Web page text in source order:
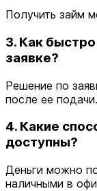
Получить займ
3. Как
заявке?
Решение по
после ее подачи.
4. Какие
доступны?
Деньги можно
наличными в